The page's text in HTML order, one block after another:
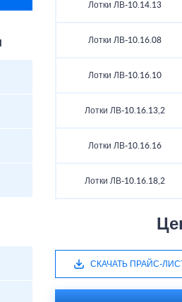
Лотки ЛВ-10.14.13
Лотки ЛВ-10.16.08
Лотки ЛВ-10.16.10
Лотки ЛВ-10.16.13,2
Лотки ЛВ-10.16.16
Лотки ЛВ-10.16.18,2
СКАЧАТЬ ПРАЙС-